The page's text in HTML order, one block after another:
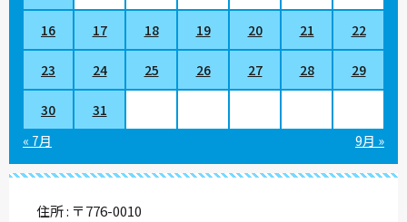
16 17 18 19 20 21 22
23 24 25 26 27 28 29
30
31
« 7月
9月 »
住所 〒776-0010